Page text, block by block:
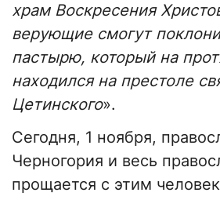
храм Воскресения
верующие смогут
пастырю, который на
находился на престоле
Цетинского».
Сегодня, 1 ноября,
Черногория и весь
прощается с этим